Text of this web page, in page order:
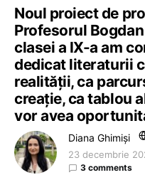
Noul proiect de
Profesorul
clasei a IX-a am
dedicat literaturii
realității, ca
creație, ca tablou
vor avea
Diana Ghimiși
23 decembrie
3 comments